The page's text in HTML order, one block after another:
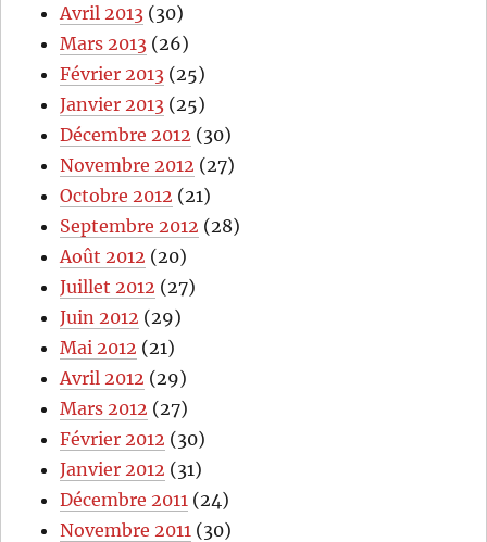
Avril 2013 (30)
Mars 2013 (26)
Février 2013 (25)
Janvier 2013 (25)
Décembre 2012 (30)
Novembre 2012 (27)
Octobre 2012 (21)
Septembre 2012 (28)
Août 2012 (20)
Juillet 2012 (27)
Juin 2012 (29)
Mai 2012 (21)
Avril 2012 (29)
Mars 2012 (27)
Février 2012 (30)
Janvier 2012 (31)
Décembre 2011 (24)
Novembre 2011 (30)